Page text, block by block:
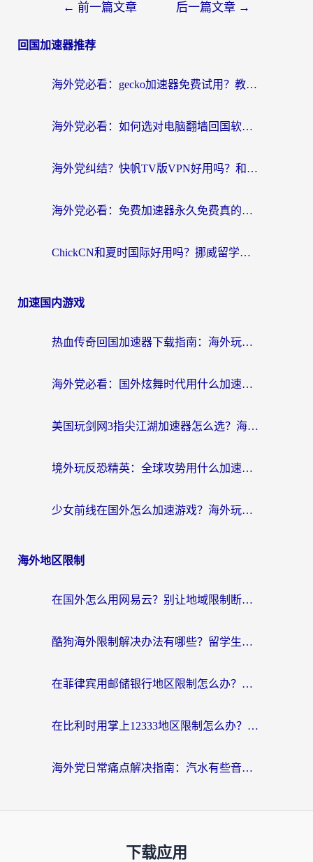
← 前一篇文章 后一篇文章 →
回国加速器推荐
海外党必看：gecko加速器免费试用？教你选对回国加速器，无缝刷国内剧玩游戏
海外党必看：如何选对电脑翻墙回国软件，轻松解锁国内资源？
海外党纠结？快帆TV版VPN好用吗？和扇贝手游VPN对比哪个回国效果更好？
海外党必看：免费加速器永久免费真的存在吗？教你选对回国加速器无缝刷国内资源
ChickCN和夏时国际好用吗？挪威留学生亲测3款回国加速器，附穿梭和加速喵对比指南
加速国内游戏
热血传奇回国加速器下载指南：海外玩家如何流畅砍怪不卡顿？
海外党必看：国外炫舞时代用什么加速器比较好？解决延迟卡顿的终极方案
美国玩剑网3指尖江湖加速器怎么选？海外党亲测避坑指南
境外玩反恐精英：全球攻势用什么加速器？2026海外玩家亲测实用指南
少女前线在国外怎么加速游戏？海外玩家必看的国服游戏畅玩指南
海外地区限制
在国外怎么用网易云？别让地域限制断了你的中文歌单——附听书社交定位解决方案
酷狗海外限制解决办法有哪些？留学生亲测有效的回国加速指南
在菲律宾用邮储银行地区限制怎么办？海外华人必看的回国加速解决方案
在比利时用掌上12333地区限制怎么办？海外华人亲测有效的回国加速方案
海外党日常痛点解决指南：汽水有些音乐在国外无法播放怎么办？
下载应用